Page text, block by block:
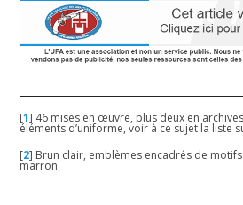
[1] 46 mises en œuvre, plus deux en
éléments d’uniforme, voir à ce sujet la liste
[2] Brun clair, emblèmes encadrés de
marron